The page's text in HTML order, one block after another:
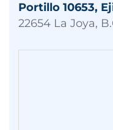
Portillo 10653,
22654 La Joya,